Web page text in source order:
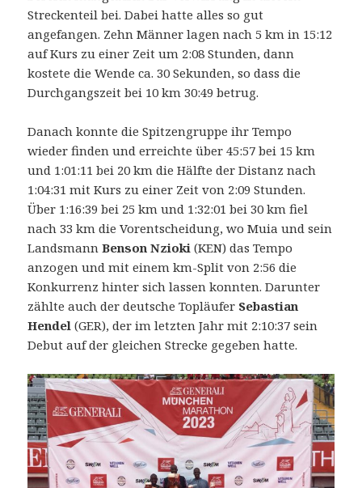
Streckenteil bei. Dabei hatte alles so gut
angefangen. Zehn Männer lagen nach 5 km in 15:12
auf Kurs zu einer Zeit um 2:08 Stunden, dann
kostete die Wende ca. 30 Sekunden, so dass die
Durchgangszeit bei 10 km 30:49 betrug.
Danach konnte die Spitzengruppe ihr Tempo
wieder finden und erreichte über 45:57 bei 15 km
und 1:01:11 bei 20 km die Hälfte der Distanz nach
1:04:31 mit Kurs zu einer Zeit von 2:09 Stunden.
Über 1:16:39 bei 25 km und 1:32:01 bei 30 km fiel
nach 33 km die Vorentscheidung, wo Muia und sein
LandsmannBenson Nzioki (KEN) das Tempo
anzogen und mit einem km-Split von 2:56 die
Konkurrenz hinter sich lassen konnten. Darunter
zählte auch der deutsche Topläufer Sebastian
Hendel (GER), der im letzten Jahr mit 2:10:37 sein
Debut auf der gleichen Strecke gegeben hatte.